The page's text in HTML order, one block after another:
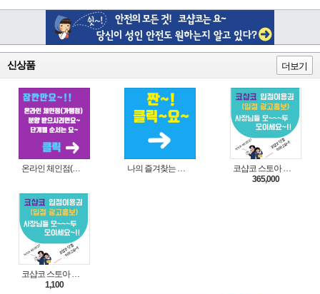
신상품 더보기
온라인 체인점(가맹점) 분양순서(필독) 나의 즐겨찾는 상품 리스트로 편리하게 주문하세요~(쿠팡 다이나믹 배너)
코샵코 스토아 입점 1년 이용권
365,000
코샵코 스토아 입점 1일 이용권
1,100